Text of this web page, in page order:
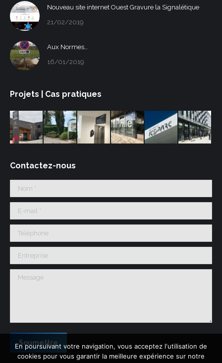
Nouveau site internet Ouest Gravure la Signalétique
21/02/2019
Aux Normes…
16/01/2019
Projets | Cas pratiques
Contactez-nous
Nom *
E-mail *
Téléphone
Entreprise
Message
Soumettre
En poursuivant votre navigation, vous acceptez l'utilisation de
cookies pour vous garantir la meilleure expérience sur notre